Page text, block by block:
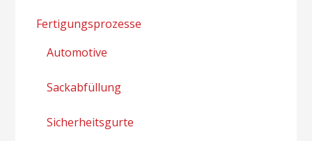
Fertigungsprozesse
Automotive
Sackabfüllung
Sicherheitsgurte